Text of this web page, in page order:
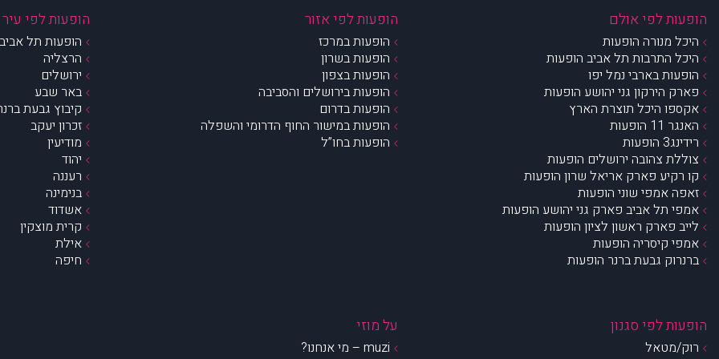
הופעות לפי אולם
היכל מנורה הופעות
היכל התרבות תל אביב הופעות
הופעות בארבי נמל יפו
פארק הירקון גני יהושע הופעות
אקספו היכל תוצרת הארץ
האנגר 11 הופעות
רידינג3 הופעות
צוללת צהובה ירושלים הופעות
קו רקיע פארק אריאל שרון הופעות
זאפה אמפי שוני הופעות
אמפי תל אביב פארק גני יהושע הופעות
לייב פארק ראשון לציון הופעות
אמפי קיסריה הופעות
ברנרוק גבעת ברנר הופעות
הופעות לפי אזור
הופעות במרכז
הופעות בשרון
הופעות בצפון
הופעות בירושלים והסביבה
הופעות בדרום
הופעות במישור החוף הדרומי והשפלה
הופעות בחו”ל
הופעות לפי עיר
הופעות תל
הרצליה
ירושלים
באר שבע
קיבוץ גבעת
זכרון יעקב
מודיעין
יהוד
רעננה
בנימינה
אשדוד
קרית מוצקין
אילת
חיפה
הופעות לפי סגנון
רוק/מטאל
על מוזי
muzi – מי אנחנו?